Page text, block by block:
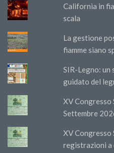
California in
scala
La gestione
fiamme siano
SIR-Legno:
guidato del
XV Congresso
Settembre
XV Congresso
registrazioni